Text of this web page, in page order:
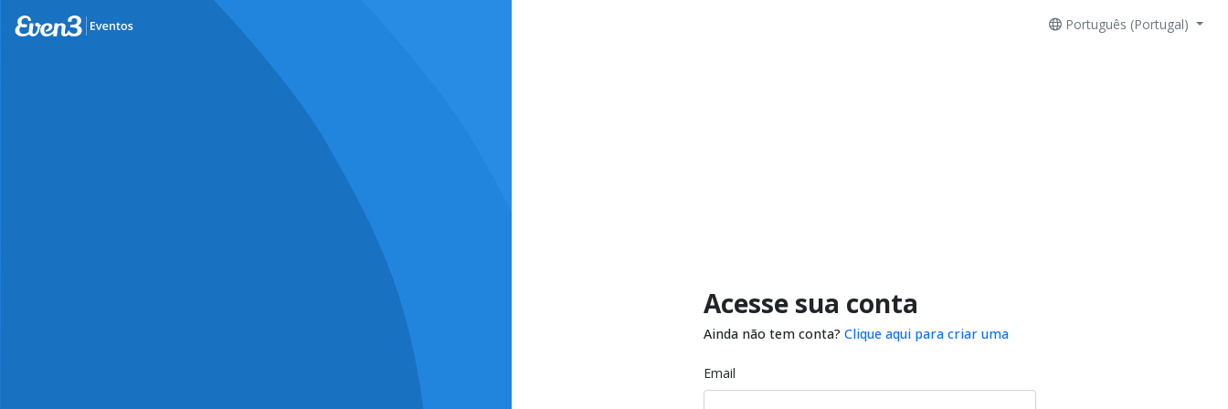
Português (Portugal)
Acesse sua conta
Ainda não tem conta? Clique aqui para criar uma
Email